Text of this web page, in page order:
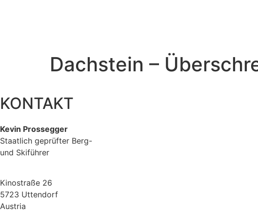
Dachstein –
KONTAKT
Kevin Prossegger
Staatlich geprüfter Berg-
und Skiführer
Kinostraße 26
5723 Uttendorf
Austria